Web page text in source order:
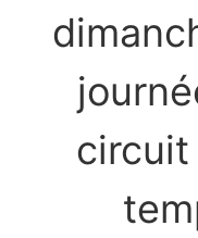
circuit